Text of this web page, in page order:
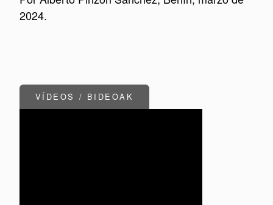
2024.
VÍDEOS / BIDEOAK